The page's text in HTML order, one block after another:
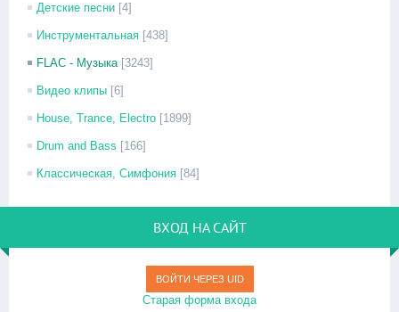
Детские песни [4]
Инструментальная [438]
FLAC - Музыка [3243]
Видео клипы [6]
House, Trance, Electro [1899]
Drum and Bass [166]
Классическая, Симфония [84]
ВХОД НА САЙТ
ВОЙТИ ЧЕРЕЗ UID
Старая форма входа